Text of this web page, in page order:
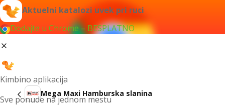
Aktuelni katalozi uvek pri ruci
Dodajte u Chrome – BESPLATNO
Kimbino aplikacija
Sve ponude na jednom mestu
Mega Maxi Hamburska slanina